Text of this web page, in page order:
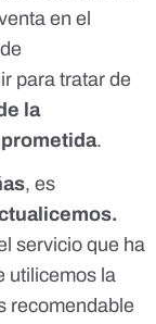
en el
para tratar de
la
.
, es
servicio que ha
utilicemos la
recomendable